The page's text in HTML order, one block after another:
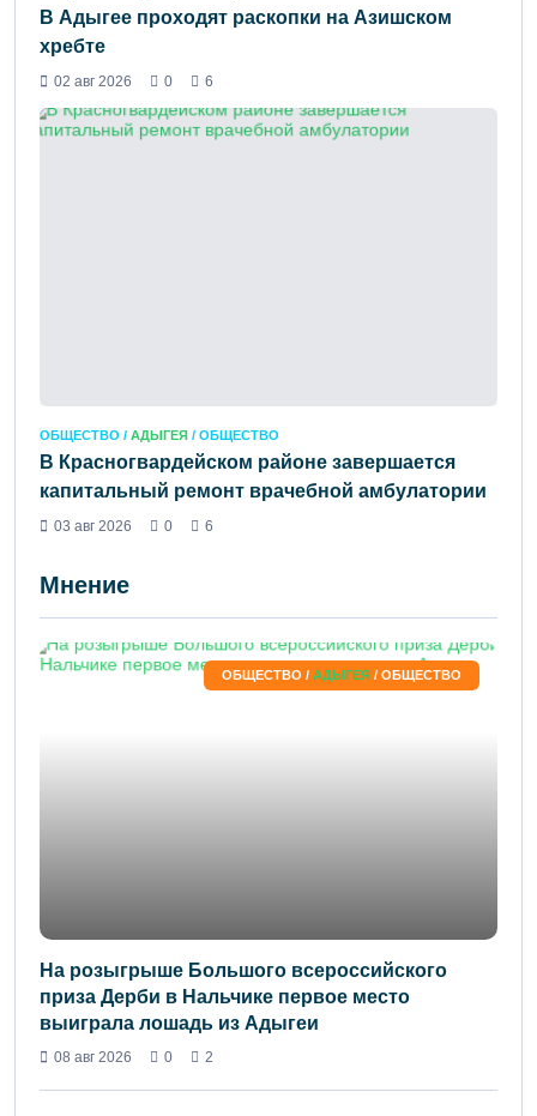
В Адыгее проходят раскопки на Азишском
хребте
02 авг 2026 0 6
ОБЩЕСТВО / АДЫГЕЯ / ОБЩЕСТВО
В Красногвардейском районе завершается
капитальный ремонт врачебной амбулатории
03 авг 2026 0 6
Мнение
ОБЩЕСТВО / АДЫГЕЯ / ОБЩЕСТВО
На розыгрыше Большого всероссийского
приза Дерби в Нальчике первое место
выиграла лошадь из Адыгеи
08 авг 2026 0 2